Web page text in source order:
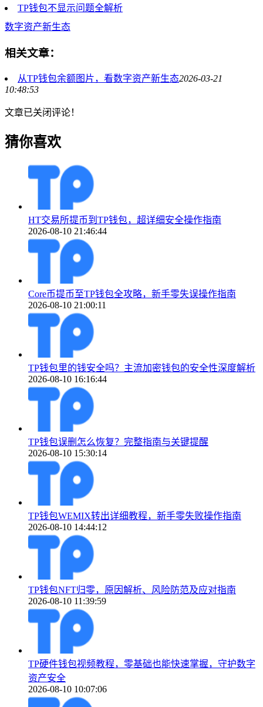
TP钱包不显示问题全解析
数字资产新生态
相关文章：
从TP钱包余额图片，看数字资产新生态2026-03-21
10:48:53
文章已关闭评论！
猜你喜欢
HT交易所提币到TP钱包，超详细安全操作指南
2026-08-10 21:46:44
Core币提币至TP钱包全攻略，新手零失误操作指南
2026-08-10 21:00:11
TP钱包里的钱安全吗？主流加密钱包的安全性深度解析
2026-08-10 16:16:44
TP钱包误删怎么恢复？完整指南与关键提醒
2026-08-10 15:30:14
TP钱包WEMIX转出详细教程，新手零失败操作指南
2026-08-10 14:44:12
TP钱包NFT归零，原因解析、风险防范及应对指南
2026-08-10 11:39:59
TP硬件钱包视频教程，零基础也能快速掌握，守护数字
资产安全
2026-08-10 10:07:06